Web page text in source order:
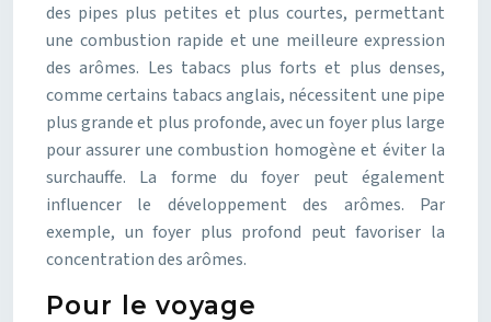
des pipes plus petites et plus courtes, permettant
une combustion rapide et une meilleure expression
des arômes. Les tabacs plus forts et plus denses,
comme certains tabacs anglais, nécessitent une pipe
plus grande et plus profonde, avec un foyer plus large
pour assurer une combustion homogène et éviter la
surchauffe. La forme du foyer peut également
influencer le développement des arômes. Par
exemple, un foyer plus profond peut favoriser la
concentration des arômes.
Pour le voyage